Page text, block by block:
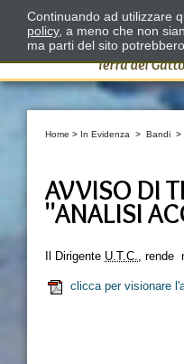
Home > In Evidenza > Bandi >
AVVISO DI
"ANALISI
Il Dirigente U.T.C., rende
clicca per visionare
Continuando ad utilizzare
policy, a meno che non
ma parti del sito